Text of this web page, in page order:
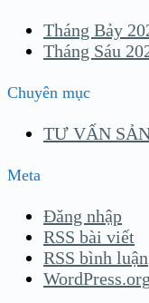
Tháng Bảy
Tháng Sáu
Chuyên mục
TƯ VẤN
Meta
Đăng nhập
RSS bài viết
RSS bình luận
WordPress.org